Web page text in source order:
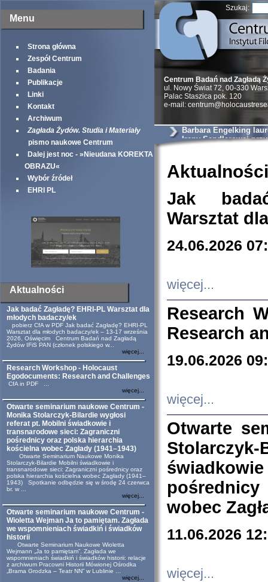
Menu
Strona główna
Zespół Centrum
Badania
Publikacje
Linki
Kontakt
Archiwum
Zagłada Żydów. Studia i Materiały
pismo naukowe Centrum
Dalej jest noc - »Nieudana KOREKTA
OBRAZU«
Wybór źródeł
EHRI PL
Aktualności
Jak badać Zagładę? EHRI-PL Warsztat dla
młodych badaczy/ek
pobierz CfA w PDF Jak badać Zagładę? EHRI-PL
Warsztat dla młodych badaczy/ek – 13-17 września
2026, Oświęcim Centrum Badań nad Zagładą
Żydów IFiS PAN (członek polskiego w...
więcej...
Research Workshop - Holocaust
Egodocuments: Research and Challenges
CfA in PDF ...
więcej...
Otwarte seminarium naukowe Centrum -
Monika Stolarczyk-Bilardie wygłosi
referat pt. Mobilni świadkowie i
transnarodowe sieci: Zagraniczni
pośrednicy oraz polska hierarchia
kościelna wobec Zagłady (1941–1943)
Otwarte Seminarium Naukowe Monika
Stolarczyk-Bilardie Mobilni świadkowie i
transnarodowe sieci: Zagraniczni pośrednicy oraz
polska hierarchia kościelna wobec Zagłady (1941–
1943) Spotkanie odbędzie się w środę 24 czerwca
br. w ...
więcej...
Otwarte seminarium naukowe Centrum -
Wioletta Wejman Ja to pamiętam. Zagłada
we wspomnieniach świadkiń i świadków
historii
Otwarte Seminarium Naukowe Wioletta
Wejmann „Ja to pamiętam”. Zagłada we
wspomnieniach świadkiń i świadków historii: relacje
z archiwum Pracowni Historii Mówionej Ośrodka
„Brama Grodzka – Teatr NN” w Lublinie ...
więcej...
Szukaj:
Centrum Badań nad Zagładą
ul. Nowy Świat 72, 00-330
Palac Staszica pok. 120
e-mail:
Barbara Engelking
Ireny Sendlerowej
Aktualności
Jak
Warsztat
24.06.2026
więcej...
Research
Research
19.06.2026
więcej...
Otwarte
wobec
11.06.2026
więcej...